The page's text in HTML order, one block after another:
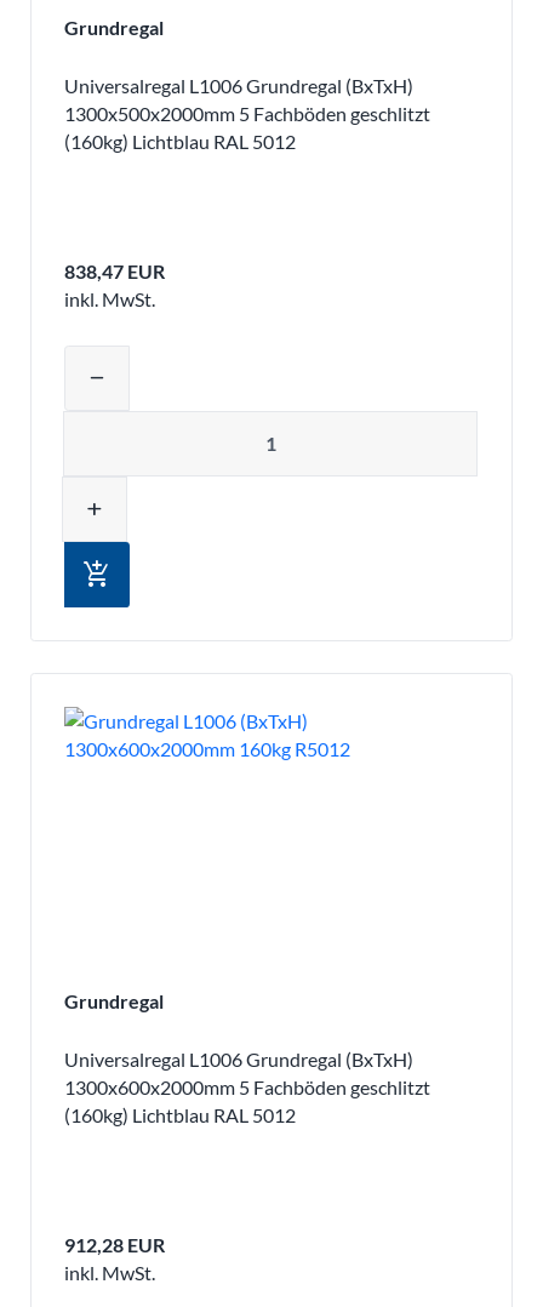
Grundregal
Universalregal L1006 Grundregal (BxTxH)
1300x500x2000mm 5 Fachböden geschlitzt
(160kg) Lichtblau RAL 5012
838,47 EUR
inkl. MwSt.
remove
add
add_shopping_cart
Grundregal
Universalregal L1006 Grundregal (BxTxH)
1300x600x2000mm 5 Fachböden geschlitzt
(160kg) Lichtblau RAL 5012
912,28 EUR
inkl. MwSt.